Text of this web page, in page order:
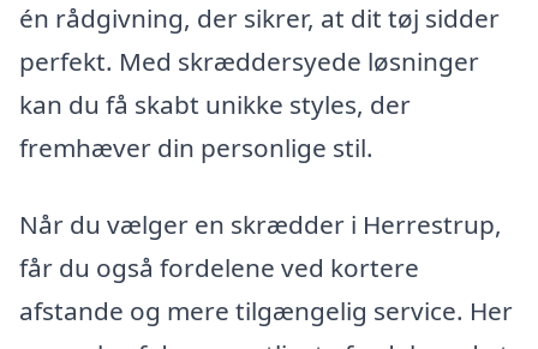
én rådgivning, der sikrer, at dit tøj sidder
perfekt. Med skræddersyede løsninger
kan du få skabt unikke styles, der
fremhæver din personlige stil.
Når du vælger en skrædder i Herrestrup,
får du også fordelene ved kortere
afstande og mere tilgængelig service. Her